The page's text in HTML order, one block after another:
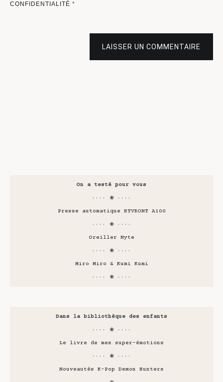
CONFIDENTIALITÉ *
LAISSER UN COMMENTAIRE
On a testé pour vous
···· ❀ ····
Presse automatique HTVRONT A100
···· ❀ ····
Oreiller Nyte
···· ❀ ····
Miro Miro & Kumi Kumi
···· ❀ ····
Dans la bibliothèque des enfants
···· ❀ ····
Le livre de mes super-émotions
···· ❀ ····
Nouveautés K-Pop Demon Hunters